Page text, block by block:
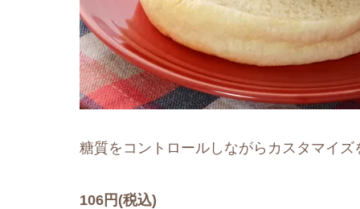
糖質をコントロールしながらカスタマイ
106円(税込)